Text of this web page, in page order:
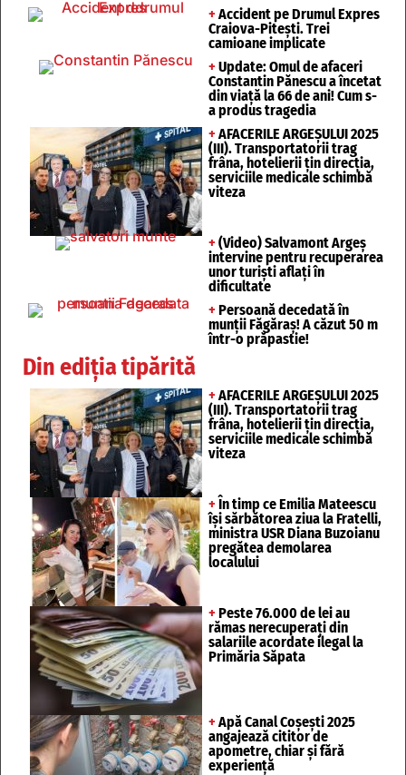
+ Accident pe Drumul Expres
Craiova-Pitești. Trei
camioane implicate
+ Update: Omul de afaceri
Constantin Pănescu a încetat
din viață la 66 de ani! Cum s-
a produs tragedia
+ AFACERILE ARGEȘULUI 2025
(III). Transportatorii trag
frâna, hotelierii țin direcția,
serviciile medicale schimbă
viteza
+ (Video) Salvamont Argeș
intervine pentru recuperarea
unor turişti aflaţi în
dificultate
+ Persoană decedată în
munții Făgăraș! A căzut 50 m
într-o prăpastie!
Din ediția tipărită
+ AFACERILE ARGEȘULUI 2025
(III). Transportatorii trag
frâna, hotelierii țin direcția,
serviciile medicale schimbă
viteza
+ În timp ce Emilia Mateescu
își sărbătorea ziua la Fratelli,
ministra USR Diana Buzoianu
pregătea demolarea
localului
+ Peste 76.000 de lei au
rămas nerecuperați din
salariile acordate ilegal la
Primăria Săpata
+ Apă Canal Coșești 2025
angajează cititor de
apometre, chiar și fără
experiență